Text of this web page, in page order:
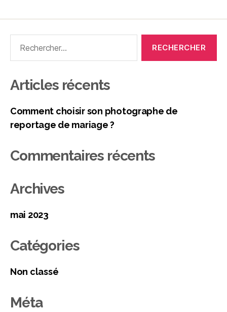
Articles récents
Comment choisir son photographe de
reportage de mariage ?
Commentaires récents
Archives
mai 2023
Catégories
Non classé
Méta